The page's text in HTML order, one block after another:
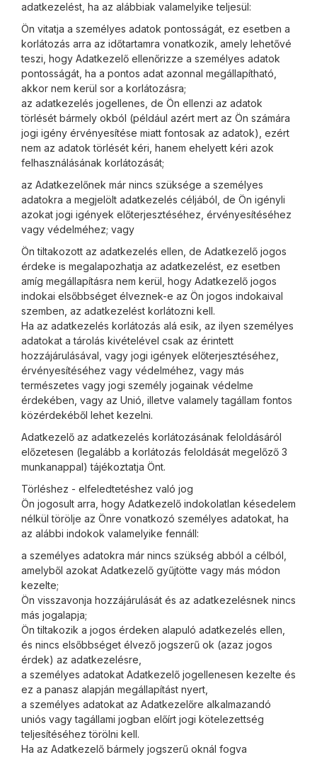
adatkezelést, ha az alábbiak valamelyike teljesül:
Ön vitatja a személyes adatok pontosságát, ez esetben a
korlátozás arra az időtartamra vonatkozik, amely lehetővé
teszi, hogy Adatkezelő ellenőrizze a személyes adatok
pontosságát, ha a pontos adat azonnal megállapítható,
akkor nem kerül sor a korlátozásra;
az adatkezelés jogellenes, de Ön ellenzi az adatok
törlését bármely okból (például azért mert az Ön számára
jogi igény érvényesítése miatt fontosak az adatok), ezért
nem az adatok törlését kéri, hanem ehelyett kéri azok
felhasználásának korlátozását;
az Adatkezelőnek már nincs szüksége a személyes
adatokra a megjelölt adatkezelés céljából, de Ön igényli
azokat jogi igények előterjesztéséhez, érvényesítéséhez
vagy védelméhez; vagy
Ön tiltakozott az adatkezelés ellen, de Adatkezelő jogos
érdeke is megalapozhatja az adatkezelést, ez esetben
amíg megállapításra nem kerül, hogy Adatkezelő jogos
indokai elsőbbséget élveznek-e az Ön jogos indokaival
szemben, az adatkezelést korlátozni kell.
Ha az adatkezelés korlátozás alá esik, az ilyen személyes
adatokat a tárolás kivételével csak az érintett
hozzájárulásával, vagy jogi igények előterjesztéséhez,
érvényesítéséhez vagy védelméhez, vagy más
természetes vagy jogi személy jogainak védelme
érdekében, vagy az Unió, illetve valamely tagállam fontos
közérdekéből lehet kezelni.
Adatkezelő az adatkezelés korlátozásának feloldásáról
előzetesen (legalább a korlátozás feloldását megelőző 3
munkanappal) tájékoztatja Önt.
Törléshez - elfeledtetéshez való jog
Ön jogosult arra, hogy Adatkezelő indokolatlan késedelem
nélkül törölje az Önre vonatkozó személyes adatokat, ha
az alábbi indokok valamelyike fennáll:
a személyes adatokra már nincs szükség abból a célból,
amelyből azokat Adatkezelő gyűjtötte vagy más módon
kezelte;
Ön visszavonja hozzájárulását és az adatkezelésnek nincs
más jogalapja;
Ön tiltakozik a jogos érdeken alapuló adatkezelés ellen,
és nincs elsőbbséget élvező jogszerű ok (azaz jogos
érdek) az adatkezelésre,
a személyes adatokat Adatkezelő jogellenesen kezelte és
ez a panasz alapján megállapítást nyert,
a személyes adatokat az Adatkezelőre alkalmazandó
uniós vagy tagállami jogban előírt jogi kötelezettség
teljesítéséhez törölni kell.
Ha az Adatkezelő bármely jogszerű oknál fogva